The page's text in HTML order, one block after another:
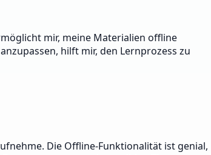
mir, meine Materialien offline
hilft mir, den Lernprozess zu
Die Offline-Funktionalität ist genial,